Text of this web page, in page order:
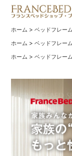
ホーム >ベッドフレーム
ホーム >ベッドフレーム
ホーム >ベッドフレーム